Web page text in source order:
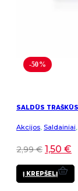
-50%
SALDŪS
Akcijos, Saldainiai,
2,99€ 1,50 €
Į KREPŠELĮ